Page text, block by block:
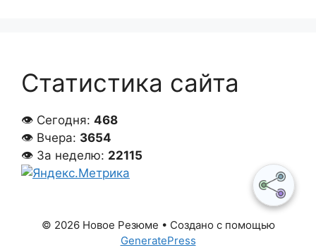
Статистика сайта
👁 Сегодня: 468
👁 Вчера: 3654
👁 За неделю: 22115
© 2026 Новое Резюме • Создано с помощью
GeneratePress